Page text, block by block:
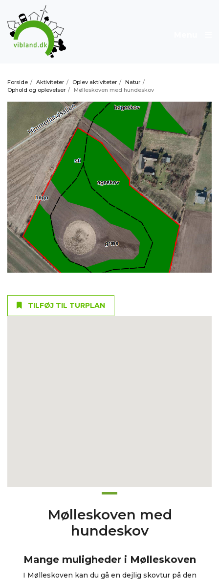
Forside / Aktiviteter / Oplev aktiviteter / Natur /
Ophold og oplevelser / Mølleskoven med hundeskov
TILFØJ TIL TURPLAN
Mølleskoven med
hundeskov
Mange muligheder i Mølleskoven
I Mølleskoven kan du gå en dejlig skovtur på den